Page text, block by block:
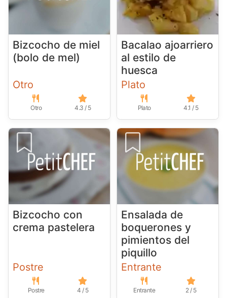
Bizcocho de miel
(bolo de mel)
Otro
Otro 4.3 / 5
Bacalao ajoarriero
al estilo de
huesca
Plato
Plato 4.1 / 5
Bizcocho con
crema pastelera
Postre
Postre 4 / 5
Ensalada de
boquerones y
pimientos del
piquillo
Entrante
Entrante 2 / 5